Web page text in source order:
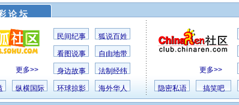
论 坛
更多>>
民间纪事 狐说百姓
看图说事 自由地带
身边故事 法制经纬
纵横国际 环球掠影 海外华人
更多>>
隐密私语 搞笑吧